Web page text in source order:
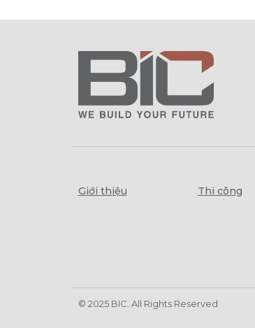
Giới thiệu Thi công
© 2025 BIC. All Rights Reserved